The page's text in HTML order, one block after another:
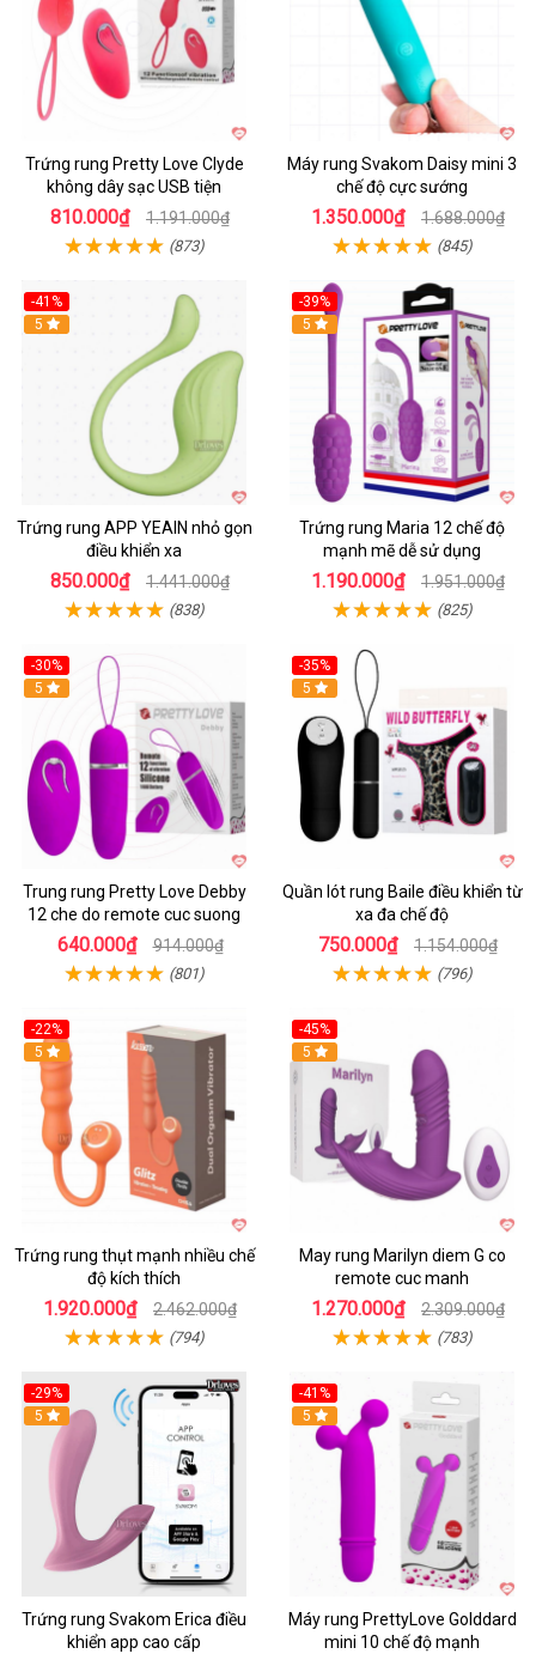
Trứng rung Pretty Love Clyde
không dây sạc USB tiện
810.000₫ 1.191.000₫
(873)
Máy rung Svakom Daisy mini 3
chế độ cực sướng
1.350.000₫ 1.688.000₫
(845)
-41%
Hot
5
Trứng rung APP YEAIN nhỏ gọn
điều khiển xa
850.000₫ 1.441.000₫
(838)
-39%
Hot
5
Trứng rung Maria 12 chế độ
mạnh mẽ dễ sử dụng
1.190.000₫ 1.951.000₫
(825)
-30%
Hot
5
Trung rung Pretty Love Debby
12 che do remote cuc suong
640.000₫ 914.000₫
(801)
-35%
Hot
5
Quần lót rung Baile điều khiển từ
xa đa chế độ
750.000₫ 1.154.000₫
(796)
-22%
Hot
5
Trứng rung thụt mạnh nhiều chế
độ kích thích
1.920.000₫ 2.462.000₫
(794)
-45%
Hot
5
May rung Marilyn diem G co
remote cuc manh
1.270.000₫ 2.309.000₫
(783)
-29%
Hot
5
Trứng rung Svakom Erica điều
khiển app cao cấp
-41%
Hot
5
Máy rung PrettyLove Golddard
mini 10 chế độ mạnh